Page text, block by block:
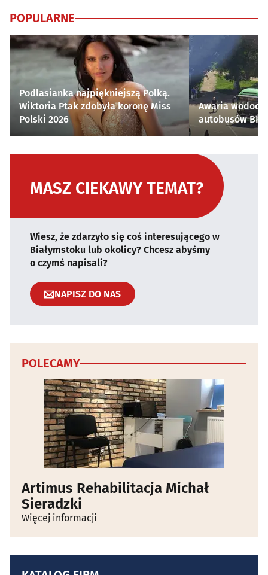
POPULARNE
Podlasianka najpiękniejszą Polką.
Wiktoria Ptak zdobyła koronę Miss
Polski 2026
Awaria
autobusów
MASZ CIEKAWY TEMAT?
Wiesz, że zdarzyło się coś interesującego w
Białymstoku lub okolicy? Chcesz abyśmy
o czymś napisali?
NAPISZ DO NAS
POLECAMY
Artimus Rehabilitacja Michał
Sieradzki
Więcej informacji